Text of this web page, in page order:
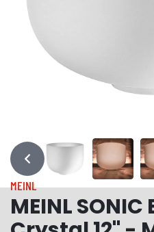
…
MEINL
MEINL SONIC